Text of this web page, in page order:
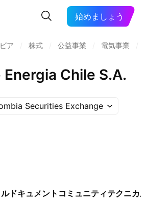
始めましょう
ア 株式 公益事業 電気事業
Energia Chile S.A.
Securities Exchange
ドキュメント コミュニティテクニカ